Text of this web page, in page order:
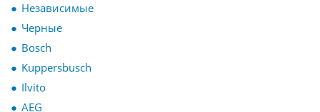
Независимые
Черные
Bosch
Kuppersbusch
Ilvito
AEG